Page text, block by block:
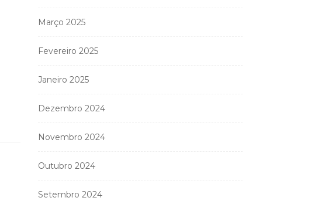
Março 2025
Fevereiro 2025
Janeiro 2025
Dezembro 2024
Novembro 2024
Outubro 2024
Setembro 2024